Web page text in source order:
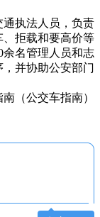
通执法人员，负责
拒载和要高价等
余名管理人员和志
并协助公安部门
南（公交车指南）